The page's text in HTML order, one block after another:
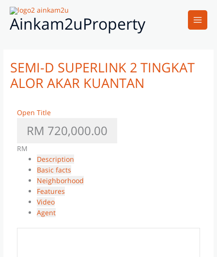
Skip
contentAinkam2uProperty
Main
SEMI-D SUPERLINK 2 TINGKAT
ALOR AKAR KUANTAN
Open Title
RM 720,000.00
RM
Description
Basic facts
Neighborhood
Features
Video
Agent